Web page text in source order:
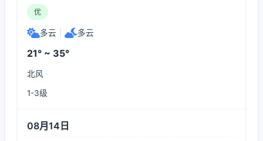
优
多云 多云
21° ~ 35°
北风
1-3级
08月14日